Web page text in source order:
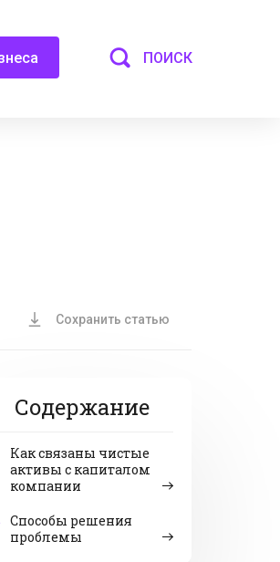
ПОИСК
Сохранить статью
Содержание
Как связаны чистые
активы с капиталом
компании
Способы решения
проблемы